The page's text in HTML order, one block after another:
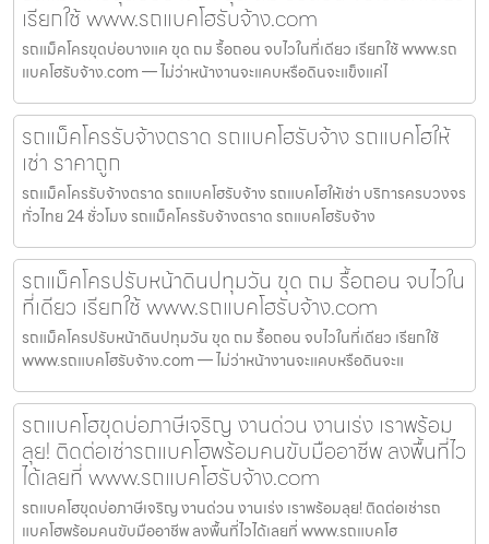
เรียกใช้ www.รถแบคโฮรับจ้าง.com
รถแม็คโครขุดบ่อบางแค ขุด ถม รื้อถอน จบไวในที่เดียว เรียกใช้ www.รถ
แบคโฮรับจ้าง.com — ไม่ว่าหน้างานจะแคบหรือดินจะแข็งแค่ไ
รถแม็คโครรับจ้างตราด รถแบคโฮรับจ้าง รถแบคโฮให้
เช่า ราคาถูก
รถแม็คโครรับจ้างตราด รถแบคโฮรับจ้าง รถแบคโฮให้เช่า บริการครบวงจร
ทั่วไทย 24 ชั่วโมง รถแม็คโครรับจ้างตราด รถแบคโฮรับจ้าง
รถแม็คโครปรับหน้าดินปทุมวัน ขุด ถม รื้อถอน จบไวใน
ที่เดียว เรียกใช้ www.รถแบคโฮรับจ้าง.com
รถแม็คโครปรับหน้าดินปทุมวัน ขุด ถม รื้อถอน จบไวในที่เดียว เรียกใช้
www.รถแบคโฮรับจ้าง.com — ไม่ว่าหน้างานจะแคบหรือดินจะแ
รถแบคโฮขุดบ่อภาษีเจริญ งานด่วน งานเร่ง เราพร้อม
ลุย! ติดต่อเช่ารถแบคโฮพร้อมคนขับมืออาชีพ ลงพื้นที่ไว
ได้เลยที่ www.รถแบคโฮรับจ้าง.com
รถแบคโฮขุดบ่อภาษีเจริญ งานด่วน งานเร่ง เราพร้อมลุย! ติดต่อเช่ารถ
แบคโฮพร้อมคนขับมืออาชีพ ลงพื้นที่ไวได้เลยที่ www.รถแบคโฮ